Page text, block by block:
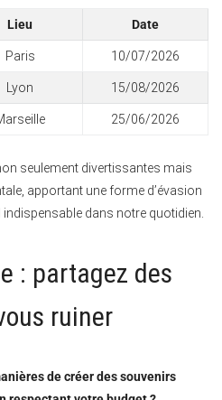
Lieu Date
Paris 10/07/2026
Lyon 15/08/2026
25/06/2026
seulement divertissantes mais
apportant une forme d’évasion
dans notre quotidien.
: partagez des
ruiner
de créer des souvenirs